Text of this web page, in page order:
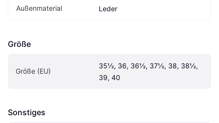
Außenmaterial Leder
Größe
Größe (EU)
35½, 36, 36½, 37½, 38, 38½,
39, 40
Sonstiges